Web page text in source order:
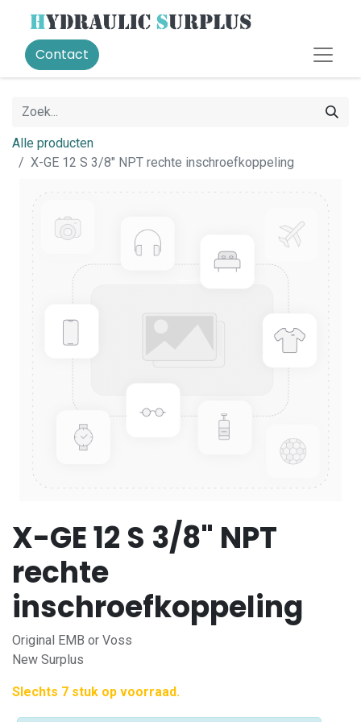
Contact
Alle producten
X-GE 12 S 3/8" NPT rechte inschroefkoppeling
X-GE 12 S 3/8" NPT
rechte
inschroefkoppeling
Original EMB or Voss
New Surplus
Slechts 7 stuk op voorraad.